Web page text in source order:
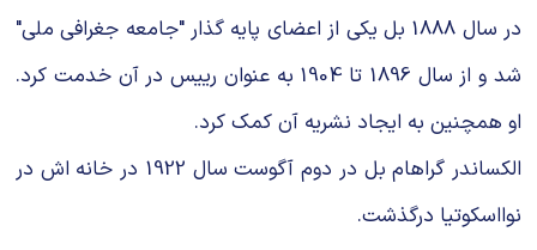
در سال 1888 بل یکی از اعضای پایه گذار "جامعه جغرافی ملی"
شد و از سال 1896 تا 1904 به عنوان رییس در آن خدمت کرد.
او همچنین به ایجاد نشریه آن کمک کرد.
الکساندر گراهام بل در دوم آگوست سال 1922 در خانه اش در
نوااسکوتیا درگذشت.